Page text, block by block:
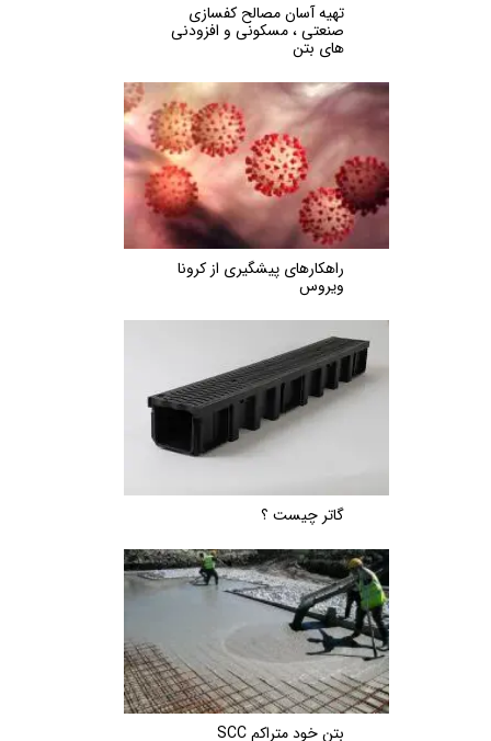
تهیه آسان مصالح کفسازی
صنعتی ، مسکونی و افزودنی
های بتن
راهکارهای پیشگیری از کرونا
ویروس
گاتر چیست ؟
بتن خود متراکم SCC